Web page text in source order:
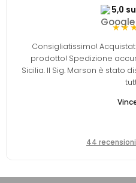
5,0
Consigliatissimo!
prodotto! Spedizione
Sicilia. Il Sig. Marson è stato
44